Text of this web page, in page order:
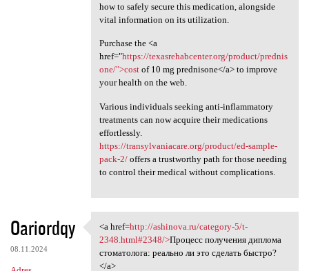
how to safely secure this medication, alongside
vital information on its utilization.
Purchase the <a
href="https://texasrehabcenter.org/product/prednis
one/">costof 10 mg prednisone</a> to improve
your health on the web.
Various individuals seeking anti-inflammatory
treatments can now acquire their medications
effortlessly.
https://transylvaniacare.org/product/ed-sample-
pack-2/offers a trustworthy path for those needing
to control their medical without complications.
Oariordqy
08.11.2024
<a href=http://ashinova.ru
<a href=http://ashinova.ru/category-5/t-
2348.html#2348/>Процесс получения диплома
стоматолога: реально ли это сделать быстро?
</a>